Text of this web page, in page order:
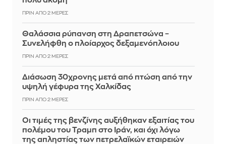
ΠΡΙΝ ΑΠΌ 2 ΜΈΡΕΣ
Θαλάσσια ρύπανση στη Δραπετσώνα –
Συνελήφθη ο πλοίαρχος δεξαμενόπλοιου
ΠΡΙΝ ΑΠΌ 2 ΜΈΡΕΣ
Διάσωση 30χρονης μετά από πτώση από την
υψηλή γέφυρα της Χαλκίδας
ΠΡΙΝ ΑΠΌ 2 ΜΈΡΕΣ
Οι τιμές της βενζίνης αυξήθηκαν εξαιτίας του
πολέμου του Τραμπ στο Ιράν, και όχι λόγω
της απληστίας των πετρελαϊκών εταιρειών